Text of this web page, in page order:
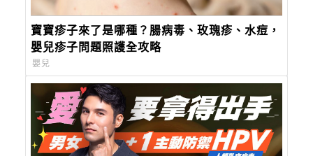
寶寶疹子來了是哪種？腸病毒、玫瑰疹、水痘，
嬰兒疹子問題照護全攻略
嬰兒